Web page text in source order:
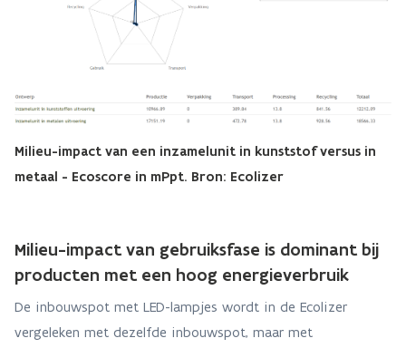
Milieu-impact van een inzamelunit in kunststof versus in
metaal - Ecoscore in mPpt. Bron: Ecolizer
Milieu-impact van gebruiksfase is dominant bij
producten met een hoog energieverbruik
De inbouwspot met LED-lampjes wordt in de Ecolizer
vergeleken met dezelfde inbouwspot, maar met